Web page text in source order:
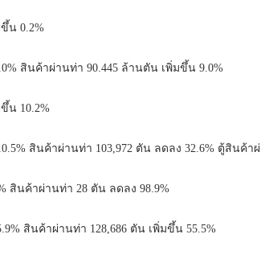
น 0.2%
สินค้าผ่านท่า 90.445 ล้านตัน เพิ่มขึ้น 9.0%
น 10.2%
สินค้าผ่านท่า 103,972 ตัน ลดลง 32.6% ตู้สินค้า
สินค้าผ่านท่า 28 ตัน ลดลง 98.9%
15.9% สินค้าผ่านท่า 128,686 ตัน เพิ่มขึ้น